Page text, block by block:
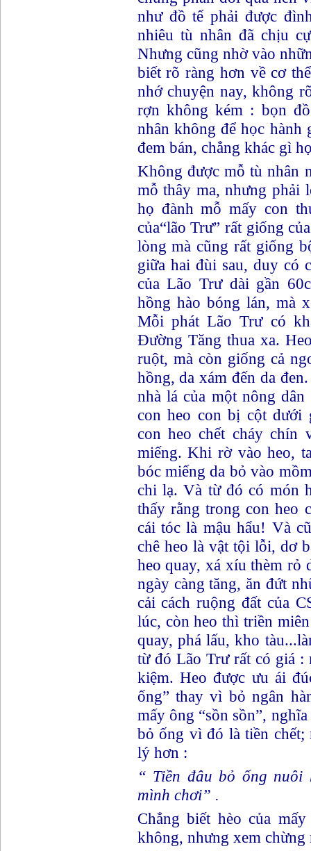
như đồ tể phải được
nhiêu tù nhân đã chịu
Nhưng cũng nhờ vào
biết rõ ràng hơn về cơ
nhớ chuyện nay, không
rợn không kém : bọn
nhân không để học hành
đem bán, chẳng khác gì
Không được mỗ tù nhân
mỗ thây ma, nhưng phải
họ đành mỗ mấy con
của“lão Trư” rất giống
lòng mà cũng rất giống
giữa hai đùi sau, duy có
của Lão Trư dài gần
hồng hào bóng lán, mà
Mỗi phát Lão Trư có
Đường Tăng thua xa.
ruột, mà còn giống cả
hồng, da xám đến da
nhà lá của một nông
con heo con bị cột dưới
con heo chết cháy chín
miếng. Khi rờ vào heo,
bóc miếng da bỏ vào
chi lạ. Và từ đó có món
thấy rằng trong con heo
cái tóc là mậu hẩu! Và
chê heo là vật tội lỗi, dơ
heo quay, xá xíu thèm rỏ
ngày càng tăng, ăn đứt
cải cách ruộng đất của
lúc, còn heo thì triền
quay, phá lấu, kho
từ đó Lão Trư rất có giá :
kiệm. Heo được ưu ái
ống” thay vì bỏ ngân
mấy ông “sồn sồn”,
bỏ ống vì đó là tiền
lý hơn :
“ Tiền đâu bỏ ống nuôi
mình chơi” .
Chẳng biết hèo của
không, nhưng xem